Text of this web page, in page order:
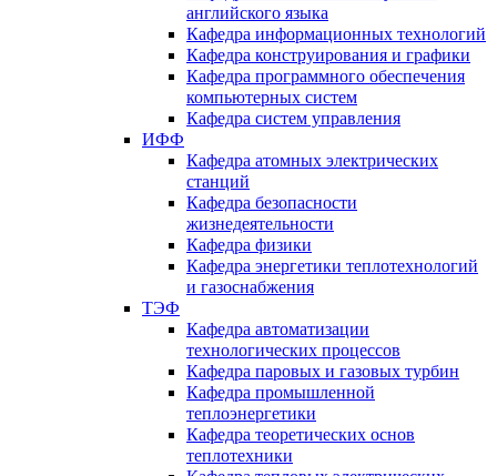
английского языка
Кафедра информационных технологий
Кафедра конструирования и графики
Кафедра программного обеспечения
компьютерных систем
Кафедра систем управления
ИФФ
Кафедра атомных электрических
станций
Кафедра безопасности
жизнедеятельности
Кафедра физики
Кафедра энергетики теплотехнологий
и газоснабжения
ТЭФ
Кафедра автоматизации
технологических процессов
Кафедра паровых и газовых турбин
Кафедра промышленной
теплоэнергетики
Кафедра теоретических основ
теплотехники